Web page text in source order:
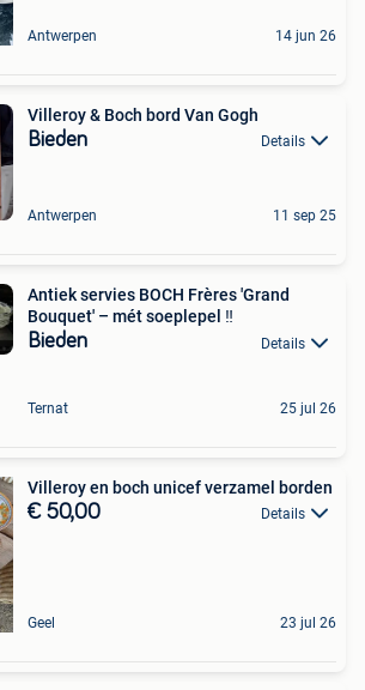
Antwerpen 14 jun 26
Villeroy & Boch bord Van Gogh
Bieden Details
Antwerpen 11 sep 25
Antiek servies BOCH Frères 'Grand
Bouquet' – mét soeplepel ‼
Bieden Details
Ternat 25 jul 26
Villeroy en boch unicef verzamel borden
€ 50,00 Details
Geel 23 jul 26